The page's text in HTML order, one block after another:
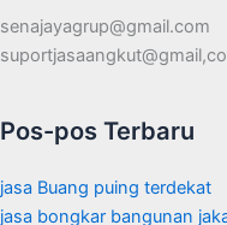
senajayagrup@gmail.com
Pos-pos Terbaru
jasa Buang puing terdekat
jasa bongkar bangunan